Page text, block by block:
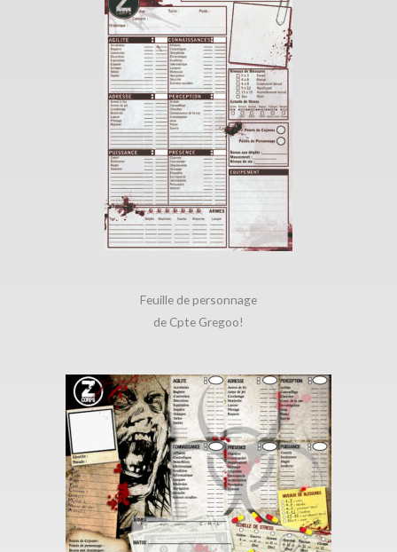
Feuille de personnage
de Cpte Gregoo!